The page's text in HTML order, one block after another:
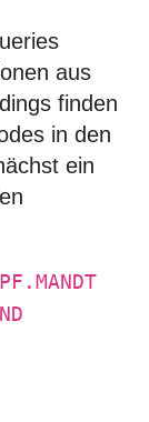
aus
finden
in den
ein